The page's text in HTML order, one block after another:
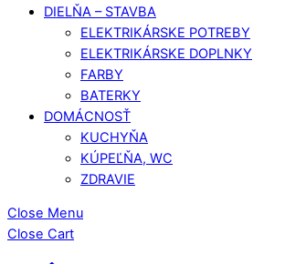
DIELŇA – STAVBA
ELEKTRIKÁRSKE POTREBY
ELEKTRIKÁRSKE DOPLNKY
FARBY
BATERKY
DOMÁCNOSŤ
KUCHYŇA
KÚPEĽŇA, WC
ZDRAVIE
Close Menu
Close Cart